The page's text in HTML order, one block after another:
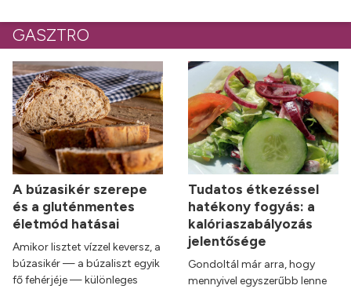
GASZTRO
A búzasikér szerepe
és a gluténmentes
életmód hatásai
Amikor lisztet vízzel keversz, a
búzasikér — a búzaliszt egyik
fő fehérjéje — különleges
Tudatos étkezéssel
hatékony fogyás: a
kalóriaszabályozás
jelentősége
Gondoltál már arra, hogy
mennyivel egyszerűbb lenne